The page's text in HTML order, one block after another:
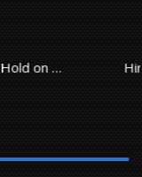
ni Shiroyo!!